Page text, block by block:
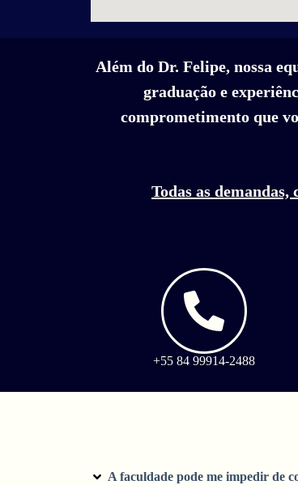
Além do Dr. Felipe, nossa
graduação e
comprometimento que
Todas as
+55 84 99914-2488
A faculdade pode me impedir de